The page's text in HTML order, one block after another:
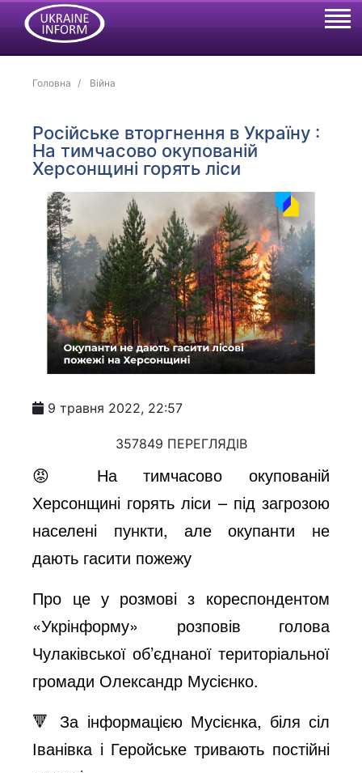
Головна Війна
Російське вторгнення в Україну :
На тимчасово окупованій
Херсонщині горять ліси
9 травня 2022, 22:57
357849 ПЕРЕГЛЯДІВ
😡 На тимчасово окупованій
Херсонщині горять ліси – під загрозою
населені пункти, але окупанти не
дають гасити пожежу
Про це у розмові з кореспондентом
«Укрінформу» розповів голова
Чулаківської об’єднаної територіальної
громади Олександр Мусієнко.
🔻 За інформацією Мусієнка, біля сіл
Іванівка і Геройське тривають постійні